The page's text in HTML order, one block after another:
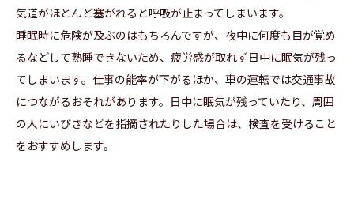
気道がほとんど塞がれると呼吸が止まってしまいます。
睡眠時に危険が及ぶのはもちろんですが、夜中に何度も目が覚め
るなどして熟睡できないため、疲労感が取れず日中に眠気が残っ
てしまいます。仕事の能率が下がるほか、車の運転では交通事故
につながるおそれがあります。日中に眠気が残っていたり、周囲
の人にいびきなどを指摘されたりした場合は、検査を受けること
をおすすめします。